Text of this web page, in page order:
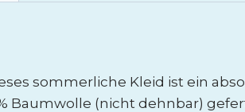
sommerliche Kleid ist ein
Baumwolle (nicht dehnbar)